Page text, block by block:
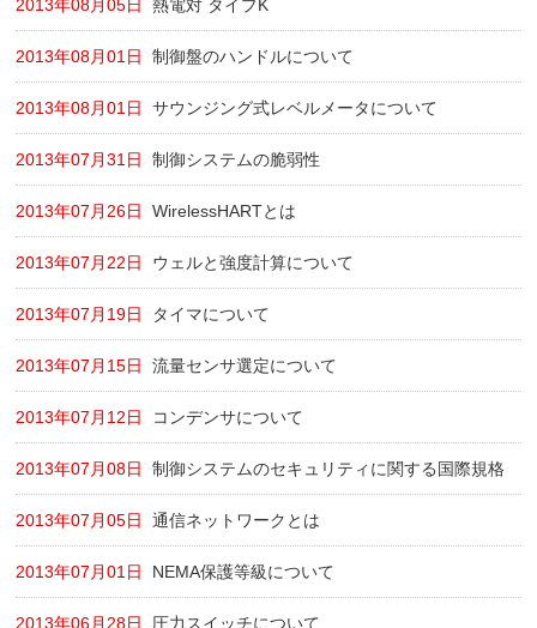
2013年08月05日 熱電対 タイプK
2013年08月01日 制御盤のハンドルについて
2013年08月01日 サウンジング式レベルメータについて
2013年07月31日 制御システムの脆弱性
2013年07月26日 WirelessHARTとは
2013年07月22日 ウェルと強度計算について
2013年07月19日 タイマについて
2013年07月15日 流量センサ選定について
2013年07月12日 コンデンサについて
2013年07月08日 制御システムのセキュリティに関する国際規格
2013年07月05日 通信ネットワークとは
2013年07月01日 NEMA保護等級について
2013年06月28日 圧力スイッチについて